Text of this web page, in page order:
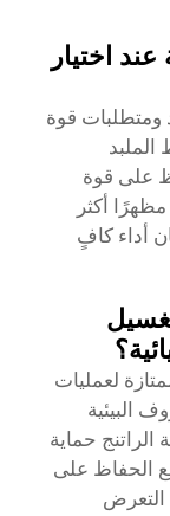
اختيار
ومتطلبات قوة
الملبد
على قوة
أكثر
أداء كافٍ
لعمليات
البيئية
الراتنج حماية
الحفاظ على
التعرض